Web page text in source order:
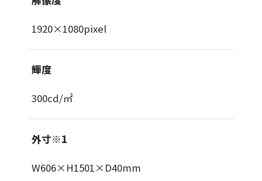
1920×1080pixel
輝度
300cd/㎡
外寸※1
W606×H1501×D40mm